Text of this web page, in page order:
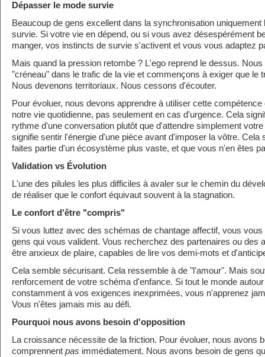
Dépasser le mode survie
Beaucoup de gens excellent dans la synchronisation
survie. Si votre vie en dépend, ou si vous avez désespérément
manger, vos instincts de survie s'activent et vous vous adaptez
Mais quand la pression retombe ? L'ego reprend le dessus.
"créneau" dans le trafic de la vie et commençons à exiger que le
Nous devenons territoriaux. Nous cessons d'écouter.
Pour évoluer, nous devons apprendre à utiliser cette
notre vie quotidienne, pas seulement en cas d'urgence. Cela
rythme d'une conversation plutôt que d'attendre simplement
signifie sentir l'énergie d'une pièce avant d'imposer la vôtre. Cela
faites partie d'un écosystème plus vaste, et que vous n'en êtes
Validation vs Évolution
L'une des pilules les plus difficiles à avaler sur le chemin du
de réaliser que le confort équivaut souvent à la stagnation.
Le confort d'être "compris"
Si vous luttez avec des schémas de chantage affectif, vous
gens qui vous valident. Vous recherchez des partenaires ou des
être anxieux de plaire, capables de lire vos demi-mots et
Cela semble sécurisant. Cela ressemble à de "l'amour". Mais
renforcement de votre schéma d'enfance. Si tout le monde
constamment à vos exigences inexprimées, vous n'apprenez
Vous n'êtes jamais mis au défi.
Pourquoi nous avons besoin d'opposition
La croissance nécessite de la friction. Pour évoluer, nous avons
comprennent pas immédiatement. Nous avons besoin de gens